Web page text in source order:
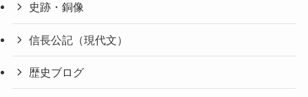
史跡・銅像
信長公記（現代文）
歴史ブログ